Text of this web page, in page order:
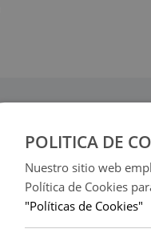
POLITICA DE
Nuestro sitio web
Política de Cookies
"Políticas de Cookies"